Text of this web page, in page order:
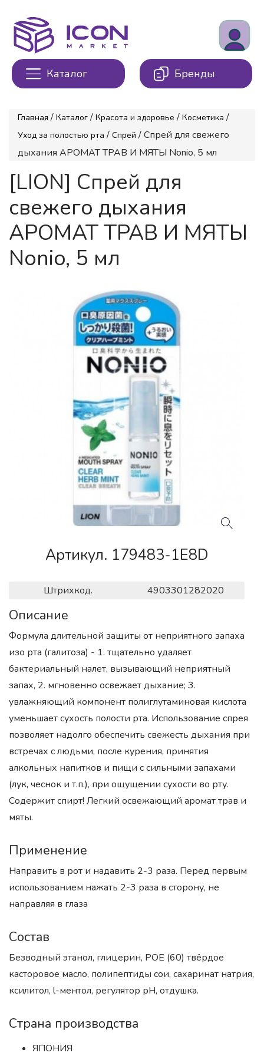
Каталог Бренды
Главная / Каталог / Красота и здоровье / Косметика /
Уход за полостью рта / Спрей / Спрей для свежего
дыхания АРОМАТ ТРАВ И МЯТЫ Nonio, 5 мл
[LION] Спрей для
свежего дыхания
АРОМАТ ТРАВ И МЯТЫ
Nonio, 5 мл
Артикул. 179483-1E8D
Штрихкод. 4903301282020
Описание
Формула длительной защиты от неприятного запаха
изо рта (галитоза) - 1. тщательно удаляет
бактериальный налет, вызывающий неприятный
запах, 2. мгновенно освежает дыхание; 3.
увлажняющий компонент полиглутаминовая кислота
уменьшает сухость полости рта. Использование спрея
позволяет надолго обеспечить свежесть дыхания при
встречах с людьми, после курения, принятия
алкольных напитков и пищи с сильными запахами
(лук, чеснок и т.п.), при ощущении сухости во рту.
Содержит спирт! Легкий освежающий аромат трав и
мяты.
Применение
Направить в рот и надавить 2-3 раза. Перед первым
использованием нажать 2-3 раза в сторону, не
направляя в глаза
Состав
Безводный этанол, глицерин, РОЕ (60) твёрдое
касторовое масло, полипептиды сои, сахаринат натрия,
ксилитол, l-ментол, регулятор рН, отдушка.
Страна производства
ЯПОНИЯ